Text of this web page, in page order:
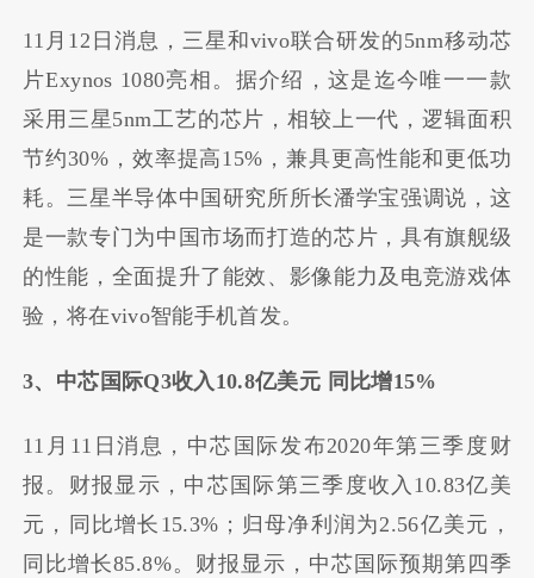
11月12日消息，三星和vivo联合研发的5nm移动芯
片Exynos 1080亮相。据介绍，这是迄今唯一一款
采用三星5nm工艺的芯片，相较上一代，逻辑面积
节约30%，效率提高15%，兼具更高性能和更低功
耗。三星半导体中国研究所所长潘学宝强调说，这
是一款专门为中国市场而打造的芯片，具有旗舰级
的性能，全面提升了能效、影像能力及电竞游戏体
验，将在vivo智能手机首发。
3、中芯国际Q3收入10.8亿美元 同比增15%
11月11日消息，中芯国际发布2020年第三季度财
报。财报显示，中芯国际第三季度收入10.83亿美
元，同比增长15.3%；归母净利润为2.56亿美元，
同比增长85.8%。财报显示，中芯国际预期第四季